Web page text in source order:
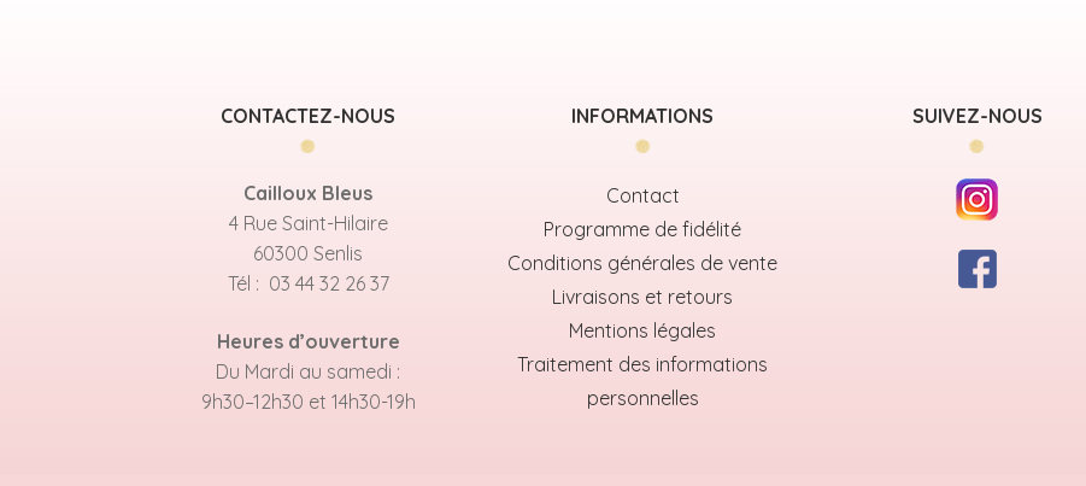
CONTACTEZ-NOUS
Cailloux Bleus
4 Rue Saint-Hilaire
60300 Senlis
Tél : 03 44 32 26 37
Heures d’ouverture
Du Mardi au samedi :
9h30–12h30 et 14h30-19h
INFORMATIONS
Contact
Programme de fidélité
Conditions générales de vente
Livraisons et retours
Mentions légales
Traitement des informations
personnelles
SUIVEZ-NOUS